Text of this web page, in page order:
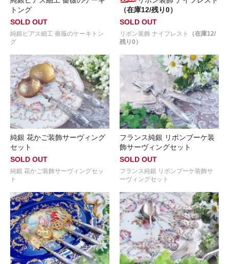
トング
SOLD OUT
純銀ピアス細工 薔薇のケーキトン
グ
（在庫12/残り0）
SOLD OUT
リボン装飾 ナイフレスト
（在庫12/
残り0）
純銀 花かご装飾サーヴィング
セット
SOLD OUT
純銀 花かご装飾サーヴィングセッ
ト
フランス純銀 リボンブーケ装
飾サーヴィングセット
SOLD OUT
フランス純銀 リボンブーケ装飾サ
ーヴィングセット